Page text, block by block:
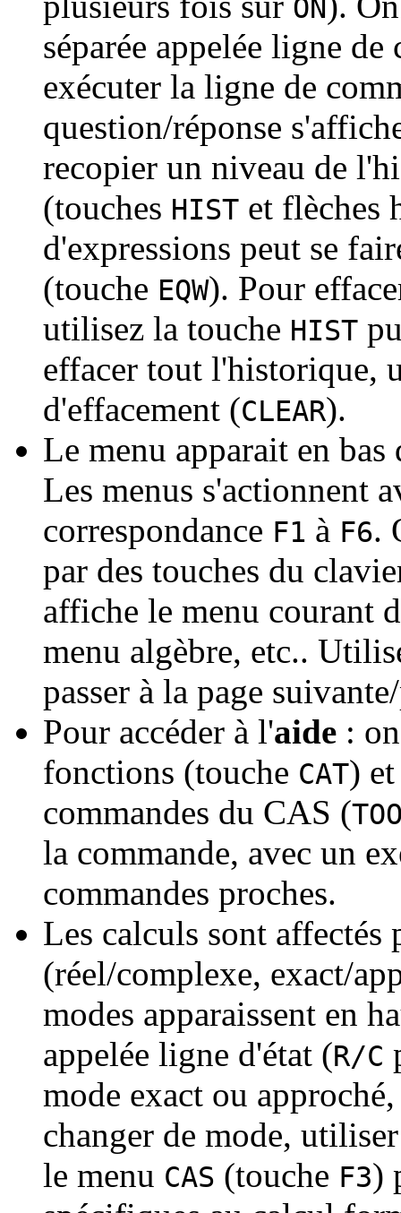
ON
séparée appelée ligne
exécuter la ligne de
question/réponse
recopier un niveau de
(touches HIST et flèches
d'expressions peut se
(touche EQW). Pour
utilisez la touche HIST
effacer tout l'historique,
d'effacement (CLEAR).
Le menu apparait en
Les menus s'actionnent
correspondance F1 à F6.
par des touches du
affiche le menu courant
menu algèbre, etc..
passer à la page
Pour accéder à l'aide :
fonctions (touche CAT)
commandes du CAS (
la commande, avec un
commandes proches.
Les calculs sont affectés
(réel/complexe, exact/
modes apparaissent en
appelée ligne d'état (R/C
mode exact ou
changer de mode,
le menu CAS (touche F3)